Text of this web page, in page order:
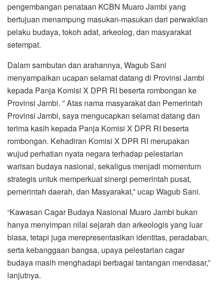
pengembangan penataan KCBN Muaro Jambi yang
bertujuan menampung masukan-masukan dari perwakilan
pelaku budaya, tokoh adat, arkeolog, dan masyarakat
setempat.
Dalam sambutan dan arahannya, Wagub Sani
menyampaikan ucapan selamat datang di Provinsi Jambi
kepada Panja Komisi X DPR RI beserta rombongan ke
Provinsi Jambi. ” Atas nama masyarakat dan Pemerintah
Provinsi Jambi, saya mengucapkan selamat datang dan
terima kasih kepada Panja Komisi X DPR RI beserta
rombongan. Kehadiran Komisi X DPR RI merupakan
wujud perhatian nyata negara terhadap pelestarian
warisan budaya nasional, sekaligus menjadi momentum
strategis untuk memperkuat sinergi pemerintah pusat,
pemerintah daerah, dan Masyarakat,” ucap Wagub Sani.
“Kawasan Cagar Budaya Nasional Muaro Jambi bukan
hanya menyimpan nilai sejarah dan arkeologis yang luar
biasa, tetapi juga merepresentasikan identitas, peradaban,
serta kebanggaan bangsa, upaya pelestarian cagar
budaya masih menghadapi berbagai tantangan mendasar,”
lanjutnya.